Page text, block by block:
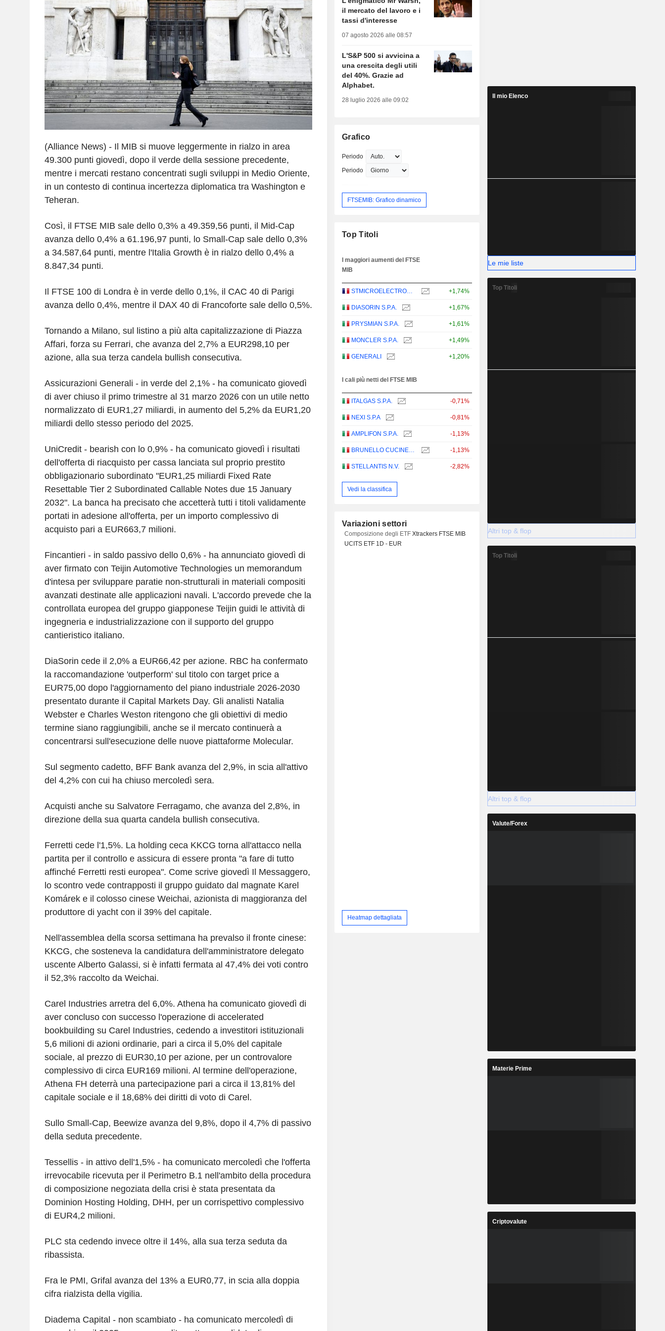
(Alliance News) - Il MIB si muove leggermente in rialzo in area
49.300 punti giovedì, dopo il verde della sessione precedente,
mentre i mercati restano concentrati sugli sviluppi in Medio Oriente,
in un contesto di continua incertezza diplomatica tra Washington e
Teheran.
Così, il FTSE MIB sale dello 0,3% a 49.359,56 punti, il Mid-Cap
avanza dello 0,4% a 61.196,97 punti, lo Small-Cap sale dello 0,3%
a 34.587,64 punti, mentre l'Italia Growth è in rialzo dello 0,4% a
8.847,34 punti.
Il FTSE 100 di Londra è in verde dello 0,1%, il CAC 40 di Parigi
avanza dello 0,4%, mentre il DAX 40 di Francoforte sale dello 0,5%.
Tornando a Milano, sul listino a più alta capitalizzazione di Piazza
Affari, forza su Ferrari, che avanza del 2,7% a EUR298,10 per
azione, alla sua terza candela bullish consecutiva.
Assicurazioni Generali - in verde del 2,1% - ha comunicato giovedì
di aver chiuso il primo trimestre al 31 marzo 2026 con un utile netto
normalizzato di EUR1,27 miliardi, in aumento del 5,2% da EUR1,20
miliardi dello stesso periodo del 2025.
UniCredit - bearish con lo 0,9% - ha comunicato giovedì i risultati
dell'offerta di riacquisto per cassa lanciata sul proprio prestito
obbligazionario subordinato "EUR1,25 miliardi Fixed Rate
Resettable Tier 2 Subordinated Callable Notes due 15 January
2032". La banca ha precisato che accetterà tutti i titoli validamente
portati in adesione all'offerta, per un importo complessivo di
acquisto pari a EUR663,7 milioni.
Fincantieri - in saldo passivo dello 0,6% - ha annunciato giovedì di
aver firmato con Teijin Automotive Technologies un memorandum
d'intesa per sviluppare paratie non-strutturali in materiali compositi
avanzati destinate alle applicazioni navali. L'accordo prevede che la
controllata europea del gruppo giapponese Teijin guidi le attività di
ingegneria e industrializzazione con il supporto del gruppo
cantieristico italiano.
DiaSorin cede il 2,0% a EUR66,42 per azione. RBC ha confermato
la raccomandazione 'outperform' sul titolo con target price a
EUR75,00 dopo l'aggiornamento del piano industriale 2026-2030
presentato durante il Capital Markets Day. Gli analisti Natalia
Webster e Charles Weston ritengono che gli obiettivi di medio
termine siano raggiungibili, anche se il mercato continuerà a
concentrarsi sull'esecuzione delle nuove piattaforme Molecular.
Sul segmento cadetto, BFF Bank avanza del 2,9%, in scia all'attivo
del 4,2% con cui ha chiuso mercoledì sera.
Acquisti anche su Salvatore Ferragamo, che avanza del 2,8%, in
direzione della sua quarta candela bullish consecutiva.
Ferretti cede l'1,5%. La holding ceca KKCG torna all'attacco nella
partita per il controllo e assicura di essere pronta "a fare di tutto
affinché Ferretti resti europea". Come scrive giovedì Il Messaggero,
lo scontro vede contrapposti il gruppo guidato dal magnate Karel
Komárek e il colosso cinese Weichai, azionista di maggioranza del
produttore di yacht con il 39% del capitale.
Nell'assemblea della scorsa settimana ha prevalso il fronte cinese:
KKCG, che sosteneva la candidatura dell'amministratore delegato
uscente Alberto Galassi, si è infatti fermata al 47,4% dei voti contro
il 52,3% raccolto da Weichai.
Carel Industries arretra del 6,0%. Athena ha comunicato giovedì di
aver concluso con successo l'operazione di accelerated
bookbuilding su Carel Industries, cedendo a investitori istituzionali
5,6 milioni di azioni ordinarie, pari a circa il 5,0% del capitale
sociale, al prezzo di EUR30,10 per azione, per un controvalore
complessivo di circa EUR169 milioni. Al termine dell'operazione,
Athena FH deterrà una partecipazione pari a circa il 13,81% del
capitale sociale e il 18,68% dei diritti di voto di Carel.
Sullo Small-Cap, Beewize avanza del 9,8%, dopo il 4,7% di passivo
della seduta precedente.
Tessellis - in attivo dell'1,5% - ha comunicato mercoledì che l'offerta
irrevocabile ricevuta per il Perimetro B.1 nell'ambito della procedura
di composizione negoziata della crisi è stata presentata da
Dominion Hosting Holding, DHH, per un corrispettivo complessivo
di EUR4,2 milioni.
PLC sta cedendo invece oltre il 14%, alla sua terza seduta da
ribassista.
Fra le PMI, Grifal avanza del 13% a EUR0,77, in scia alla doppia
cifra rialzista della vigilia.
Diadema Capital - non scambiato - ha comunicato mercoledì di
il mercato del lavoro e i
tassi d'interesse
07 agosto 2026 alle 08:57
L'S&P 500 si avvicina a
una crescita degli utili
del 40%. Grazie ad
Alphabet.
28 luglio 2026 alle 09:02
Grafico
Periodo
Periodo
FTSEMIB: Grafico dinamico
Top Titoli
I maggiori aumenti del FTSE
MIB
STMICROELECTRONICS N.V. +1,74%
DIASORIN S.P.A. +1,67%
PRYSMIAN S.P.A. +1,61%
MONCLER S.P.A. +1,49%
GENERALI +1,20%
I cali più netti del FTSE MIB
ITALGAS S.P.A. -0,71%
NEXI S.P.A -0,81%
AMPLIFON S.P.A. -1,13%
BRUNELLO CUCINELLI S.P.A. -1,13%
STELLANTIS N.V. -2,82%
Vedi la classifica
Variazioni settori
Composizione degli ETFXtrackers FTSE MIB
UCITS ETF 1D - EUR
Heatmap dettagliata
Il mio Elenco
Le mie liste
Top Titoli
Altri top & flop
Top Titoli
Altri top & flop
Valute/Forex
Materie Prime
Criptovalute